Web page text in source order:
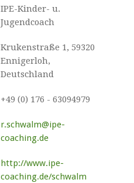
IPE-Kinder- u.
Jugendcoach
Krukenstraße 1, 59320
Ennigerloh,
Deutschland
+49 (0) 176 - 63094979
r.schwalm@ipe-
coaching.de
http://www.ipe-
coaching.de/schwalm